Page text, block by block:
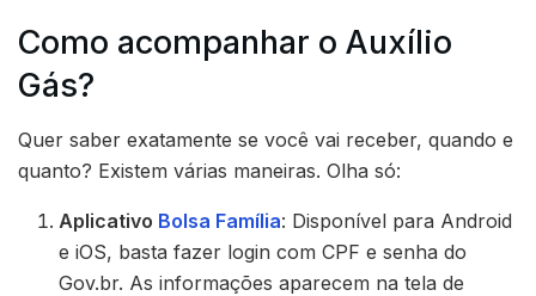
Como acompanhar o Auxílio
Gás?
Quer saber exatamente se você vai receber, quando e
quanto? Existem várias maneiras. Olha só:
Aplicativo Bolsa Família: Disponível para Android
e iOS, basta fazer login com CPF e senha do
Gov.br. As informações aparecem na tela de